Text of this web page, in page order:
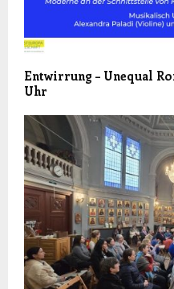
Entwirrung – Unequal
Uhr